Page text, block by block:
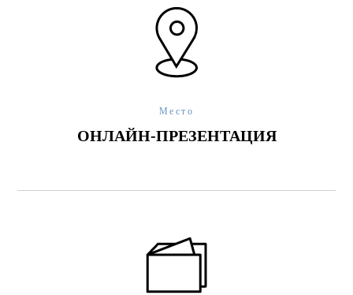
Место
ОНЛАЙН-ПРЕЗЕНТАЦИЯ